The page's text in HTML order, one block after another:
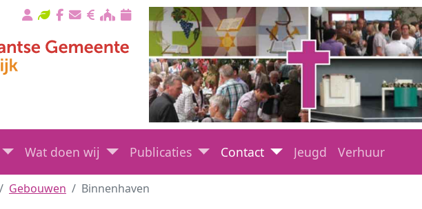
Wat doen wij Publicaties Contact Jeugd Verhuur
Gebouwen Binnenhaven